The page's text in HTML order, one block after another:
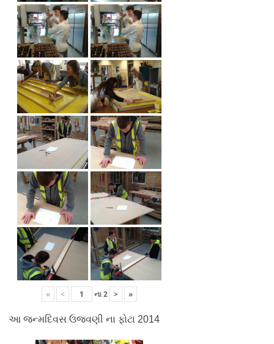
« < ના2 > »
આ જન્મદિવસ ઉજવણી ના ફોટા 2014